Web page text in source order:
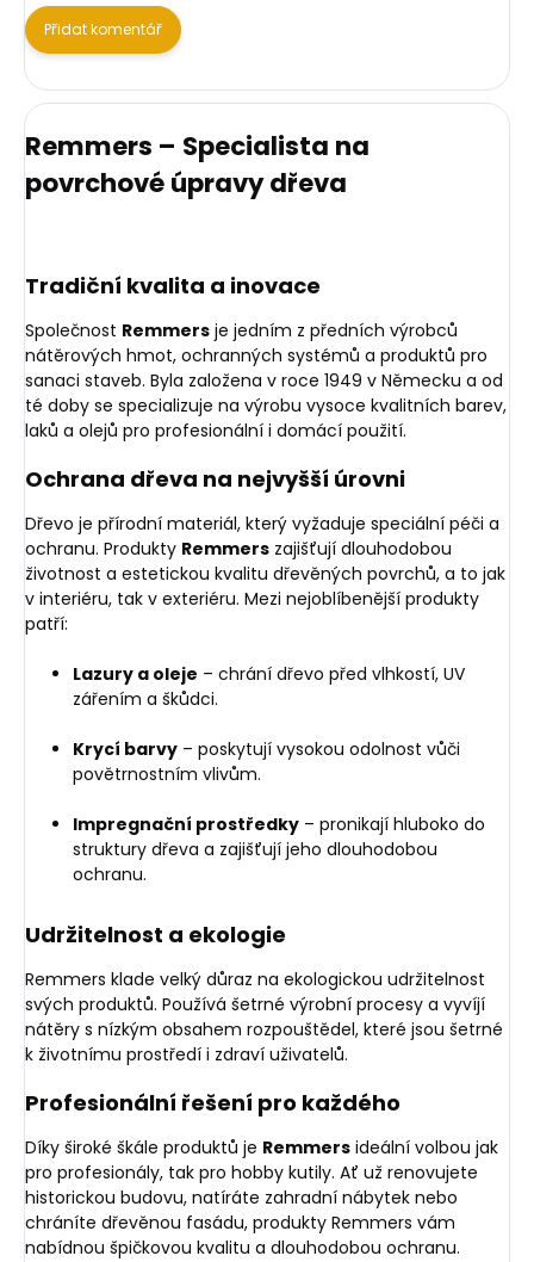
Přidat komentář
Remmers – Specialista na
povrchové úpravy dřeva
Tradiční kvalita a inovace
Společnost Remmers je jedním z předních výrobců
nátěrových hmot, ochranných systémů a produktů pro
sanaci staveb. Byla založena v roce 1949 v Německu a od
té doby se specializuje na výrobu vysoce kvalitních barev,
laků a olejů pro profesionální i domácí použití.
Ochrana dřeva na nejvyšší úrovni
Dřevo je přírodní materiál, který vyžaduje speciální péči a
ochranu. Produkty Remmers zajišťují dlouhodobou
životnost a estetickou kvalitu dřevěných povrchů, a to jak
v interiéru, tak v exteriéru. Mezi nejoblíbenější produkty
patří:
Lazury a oleje – chrání dřevo před vlhkostí, UV
zářením a škůdci.
Krycí barvy – poskytují vysokou odolnost vůči
povětrnostním vlivům.
Impregnační prostředky – pronikají hluboko do
struktury dřeva a zajišťují jeho dlouhodobou
ochranu.
Udržitelnost a ekologie
Remmers klade velký důraz na ekologickou udržitelnost
svých produktů. Používá šetrné výrobní procesy a vyvíjí
nátěry s nízkým obsahem rozpouštědel, které jsou šetrné
k životnímu prostředí i zdraví uživatelů.
Profesionální řešení pro každého
Díky široké škále produktů je Remmers ideální volbou jak
pro profesionály, tak pro hobby kutily. Ať už renovujete
historickou budovu, natíráte zahradní nábytek nebo
chráníte dřevěnou fasádu, produkty Remmers vám
nabídnou špičkovou kvalitu a dlouhodobou ochranu.